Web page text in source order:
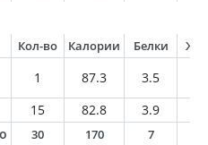
Кол-во Калории Белки
1 87.3 3.5
15 82.8 3.9
30 170 7